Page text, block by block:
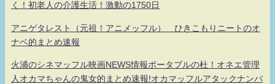
く！初老人の介護生活！激動の1750日
アニゲタレスト（元祖！アニメッフル） ひきこもりニートのオ
ナベ的まとめ速報
火浦のシネマッフル映画NEWS情報ポータブルの杜！オネエ管理
人オカマちゃんの鬼女的まとめ速報!オカマッフルアタックナンバ